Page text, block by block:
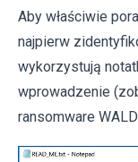
Aby właściwie
najpierw
wykorzystują
wprowadzenie
ransomware